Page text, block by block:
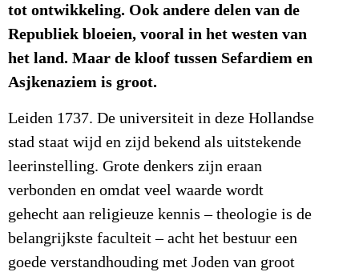
tot ontwikkeling. Ook andere delen van de
Republiek bloeien, vooral in het westen van
het land. Maar de kloof tussen Sefardiem en
Asjkenaziem is groot.
Leiden 1737. De universiteit in deze Hollandse
stad staat wijd en zijd bekend als uitstekende
leerinstelling. Grote denkers zijn eraan
verbonden en omdat veel waarde wordt
gehecht aan religieuze kennis – theologie is de
belangrijkste faculteit – acht het bestuur een
goede verstandhouding met Joden van groot